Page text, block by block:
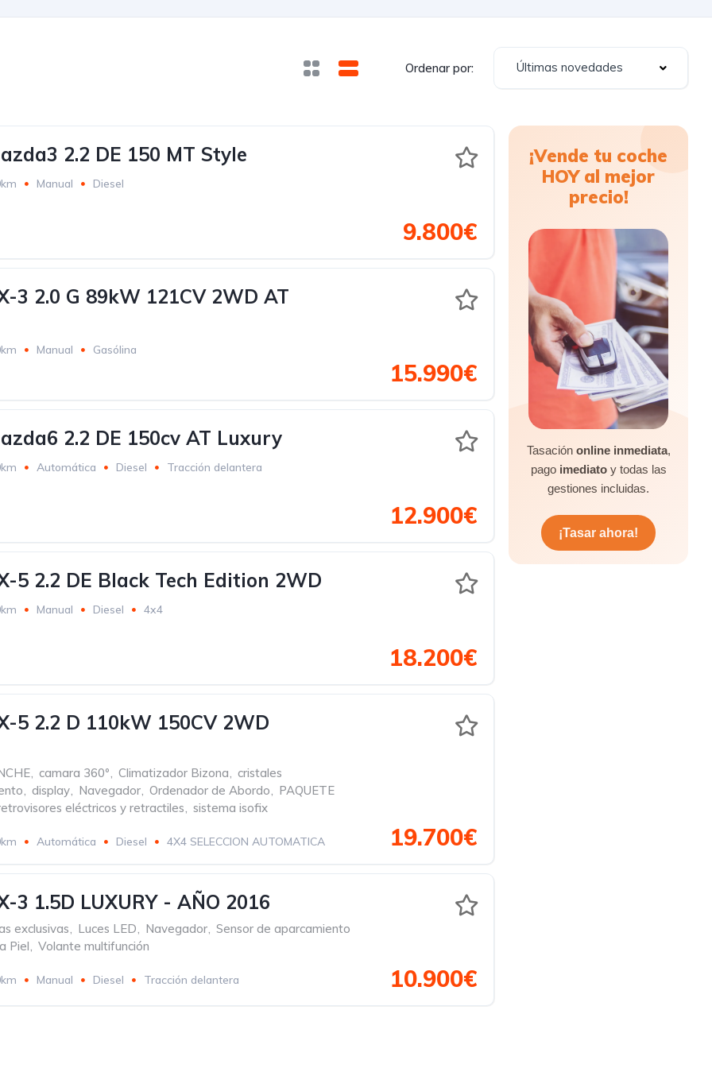
Ordenar por: Últimas novedades
2.2 DE 150 MT Style
Manual Diesel
9.800€
3 2.0 G 89kW 121CV 2WD AT
Manual Gasólina
15.990€
2.2 DE 150cv AT Luxury
Automática Diesel Tracción delantera
12.900€
5 2.2 DE Black Tech Edition 2WD
Manual Diesel 4x4
18.200€
5 2.2 D 110kW 150CV 2WD
camara 360º Climatizador Bizona
cristales
display Navegador Ordenador de Abordo
PAQUETE
eléctricos y retractiles
sistema isofix
Automática Diesel 4X4 SELECCION AUTOMATICA 19.700€
3 1.5D LUXURY - AÑO 2016
exclusivas Luces LED Navegador Sensor de aparcamiento
Piel
Volante multifunción
Manual Diesel Tracción delantera 10.900€
¡Vende tu coche
HOY al mejor
precio!
Tasación online inmediata,
pago imediatoy todas las
gestiones incluidas.
¡Tasar ahora!